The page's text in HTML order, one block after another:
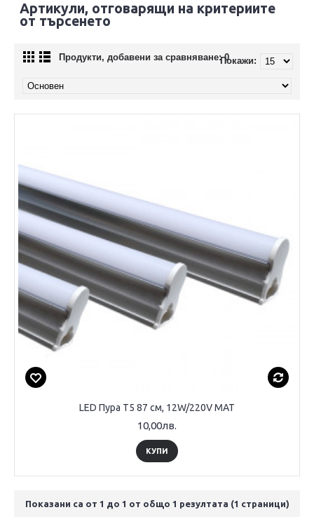
Артикули, отговарящи на критериите
от търсенето
Продукти, добавени за сравняване: 0Покажи:
LED Пура T5 87 см, 12W/220V МАТ
10,00лв.
КУПИ
Показани са от 1 до 1 от общо 1 резултата (1 страници)